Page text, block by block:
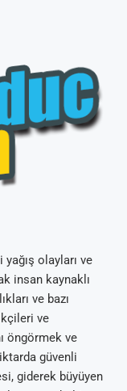
olayları ve
insan kaynaklı
ve bazı
ve
öngörmek ve
güvenli
giderek büyüyen